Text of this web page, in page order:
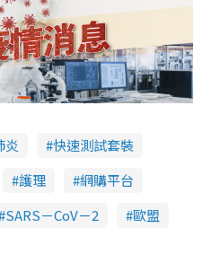
炎
快速測試套裝
護理
網購平台
SARS－CoV－2 歐盟